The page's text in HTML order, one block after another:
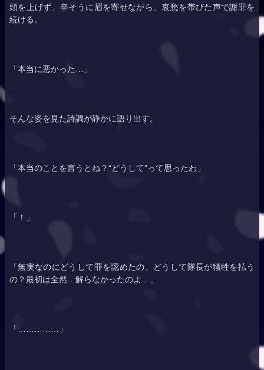
頭を上げず、辛そうに眉を寄せながら、哀愁を帯びた声で謝罪を
続ける。
「本当に悪かった…」
そんな姿を見た詩調が静かに語り出す。
「本当のことを言うとね？“どうして”って思ったわ」
「！」
「無実なのにどうして罪を認めたの。どうして隊長が犠牲を払う
の？最初は全然…解らなかったのよ…」
「……………」